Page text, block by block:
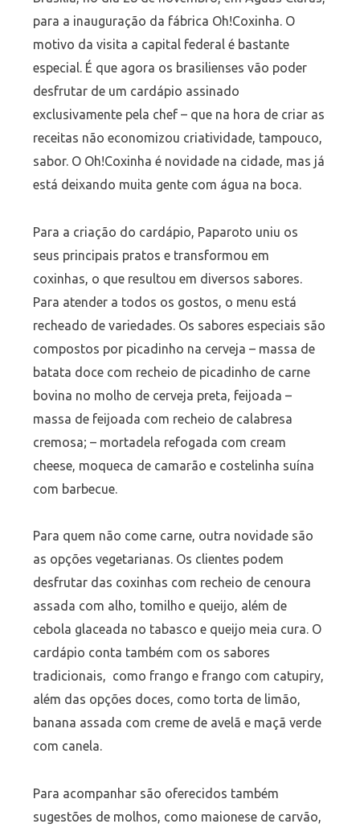
para a inauguração da fábrica Oh!Coxinha. O
motivo da visita a capital federal é bastante
especial. É que agora os brasilienses vão poder
desfrutar de um cardápio assinado
exclusivamente pela chef – que na hora de criar as
receitas não economizou criatividade, tampouco,
sabor. O Oh!Coxinha é novidade na cidade, mas já
está deixando muita gente com água na boca.
Para a criação do cardápio, Paparoto uniu os
seus principais pratos e transformou em
coxinhas, o que resultou em diversos sabores.
Para atender a todos os gostos, o menu está
recheado de variedades. Os sabores especiais são
compostos por picadinho na cerveja – massa de
batata doce com recheio de picadinho de carne
bovina no molho de cerveja preta, feijoada –
massa de feijoada com recheio de calabresa
cremosa; – mortadela refogada com cream
cheese, moqueca de camarão e costelinha suína
com barbecue.
Para quem não come carne, outra novidade são
as opções vegetarianas. Os clientes podem
desfrutar das coxinhas com recheio de cenoura
assada com alho, tomilho e queijo, além de
cebola glaceada no tabasco e queijo meia cura. O
cardápio conta também com os sabores
tradicionais, como frango e frango com catupiry,
além das opções doces, como torta de limão,
banana assada com creme de avelã e maçã verde
com canela.
Para acompanhar são oferecidos também
sugestões de molhos, como maionese de carvão,